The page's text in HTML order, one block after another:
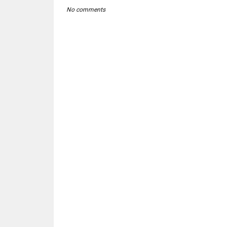
No comments